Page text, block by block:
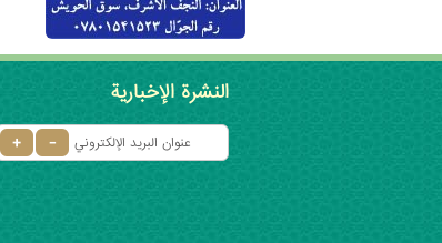
النشرة الإخبارية